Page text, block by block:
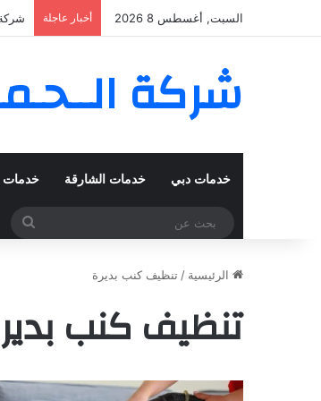
السبت, أغسطس 8 2026 أخبار عاجلة شركة
شركة
خدمات دبي خدمات الشارقة خدمات
بحث
الرئيسية / تنظيف كنب بديرة
تنظيف كنب